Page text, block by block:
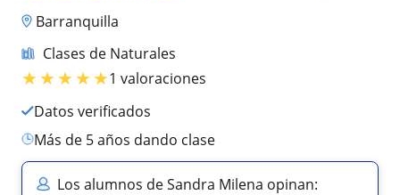
Barranquilla
Clases de Naturales
★★★★★1 valoraciones
Datos verificados
más de 5 años dando clase
Los alumnos de Sandra Milena opinan: